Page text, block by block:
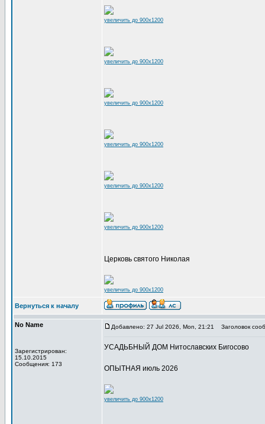
увеличить до 900x1200
увеличить до 900x1200
увеличить до 900x1200
увеличить до 900x1200
увеличить до 900x1200
увеличить до 900x1200
Церковь святого Николая
увеличить до 900x1200
Вернуться к началу
No Name
Зарегистрирован:
15.10.2015
Сообщения: 173
Добавлено: 27 Jul 2026, Mon, 21:21 Заголовок
УСАДЬБНЫЙ ДОМ Нитославских Бигосово
ОПЫТНАЯ июль 2026
увеличить до 900x1200